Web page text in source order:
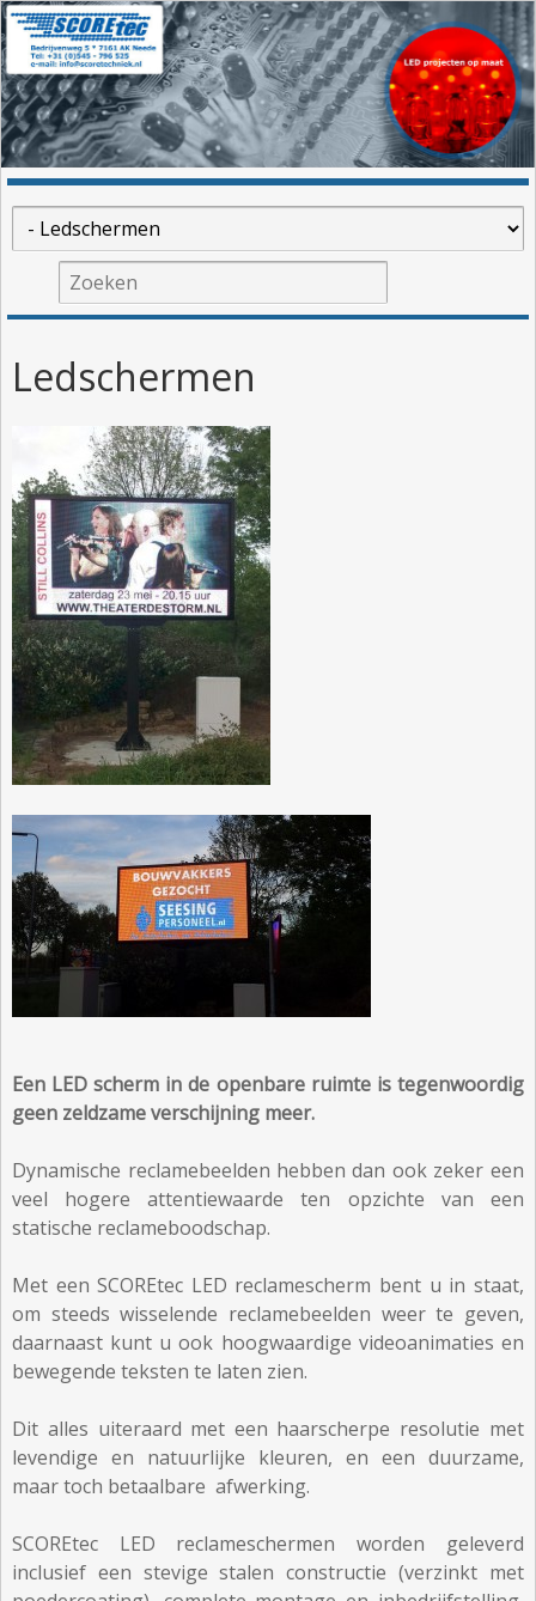
Ledschermen
Een LED scherm in de openbare ruimte is tegenwoordig
geen zeldzame verschijning meer.
Dynamische reclamebeelden hebben dan ook zeker een
veel hogere attentiewaarde ten opzichte van een
statische reclameboodschap.
Met een SCOREtec LED reclamescherm bent u in staat,
om steeds wisselende reclamebeelden weer te geven,
daarnaast kunt u ook hoogwaardige videoanimaties en
bewegende teksten te laten zien.
Dit alles uiteraard met een haarscherpe resolutie met
levendige en natuurlijke kleuren, en een duurzame,
maar toch betaalbare afwerking.
SCOREtec LED reclameschermen worden geleverd
inclusief een stevige stalen constructie (verzinkt met